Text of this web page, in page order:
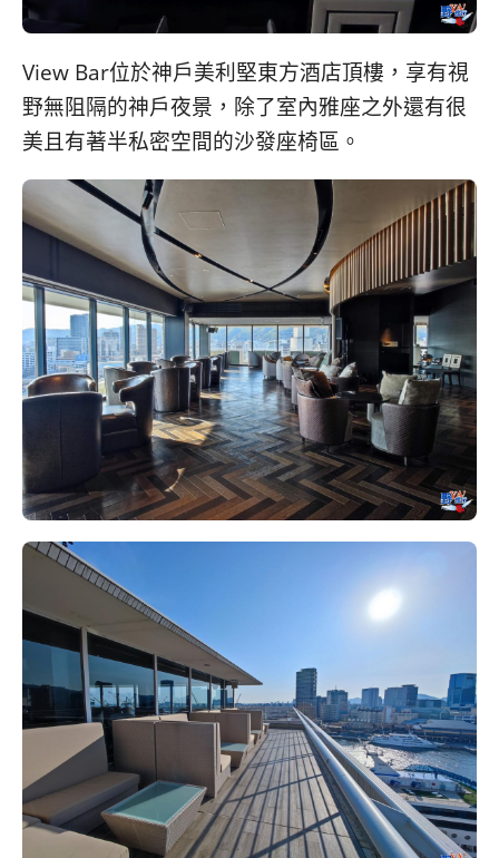
View Bar位於神戶美利堅東方酒店頂樓，享有視
野無阻隔的神戶夜景，除了室內雅座之外還有很
美且有著半私密空間的沙發座椅區。